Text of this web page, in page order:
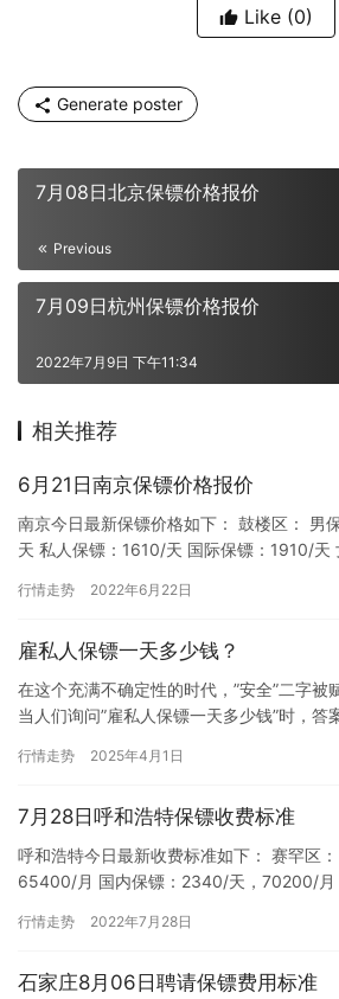
Like (0)
Generate poster
7月08日北京保镖价格报价
Previous
7月09日杭州保镖价格报价
2022年7月9日 下午11:34
相关推荐
6月21日南京保镖价格报价
南京今日最新保镖价格如下： 鼓楼区： 男
天 私人保镖：1610/天 国际保镖：1910/天
行情走势 2022年6月22日
雇私人保镖一天多少钱？
在这个充满不确定性的时代，”安全”二字被
当人们询问”雇私人保镖一天多少钱”时，
行情走势 2025年4月1日
7月28日呼和浩特保镖收费标准
呼和浩特今日最新收费标准如下： 赛罕区
65400/月 国内保镖：2340/天，70200/月
行情走势 2022年7月28日
石家庄8月06日聘请保镖费用标准